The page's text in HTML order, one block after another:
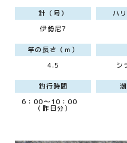
針（号）
伊勢尼7
ハ
竿の長さ（ｍ）
4.5
シ
釣行時間
6：00～10：00
（昨日分）